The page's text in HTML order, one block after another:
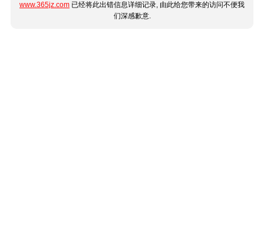
www.365jz.com 已经将此出错信息详细记录, 由此给您带来的访问不便我
们深感歉意.